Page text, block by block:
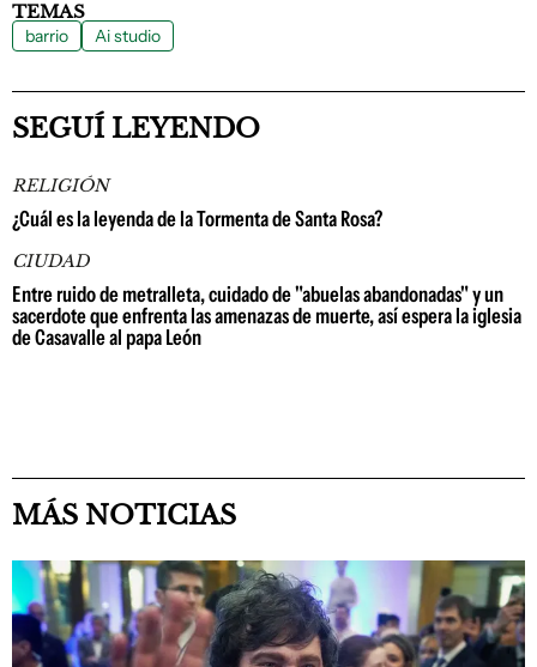
TEMAS
barrio Ai studio
SEGUÍ LEYENDO
RELIGIÓN
¿Cuál es la leyenda de la Tormenta de Santa Rosa?
CIUDAD
Entre ruido de metralleta, cuidado de "abuelas abandonadas" y un
sacerdote que enfrenta las amenazas de muerte, así espera la iglesia
de Casavalle al papa León
MÁS NOTICIAS